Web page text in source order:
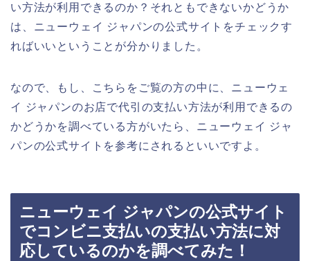
い方法が利用できるのか？それともできないかどうか
は、ニューウェイ ジャパンの公式サイトをチェックす
ればいいということが分かりました。
なので、もし、こちらをご覧の方の中に、ニューウェ
イ ジャパンのお店で代引の支払い方法が利用できるの
かどうかを調べている方がいたら、ニューウェイ ジャ
パンの公式サイトを参考にされるといいですよ。
ニューウェイ ジャパンの公式サイト
でコンビニ支払いの支払い方法に対
応しているのかを調べてみた！